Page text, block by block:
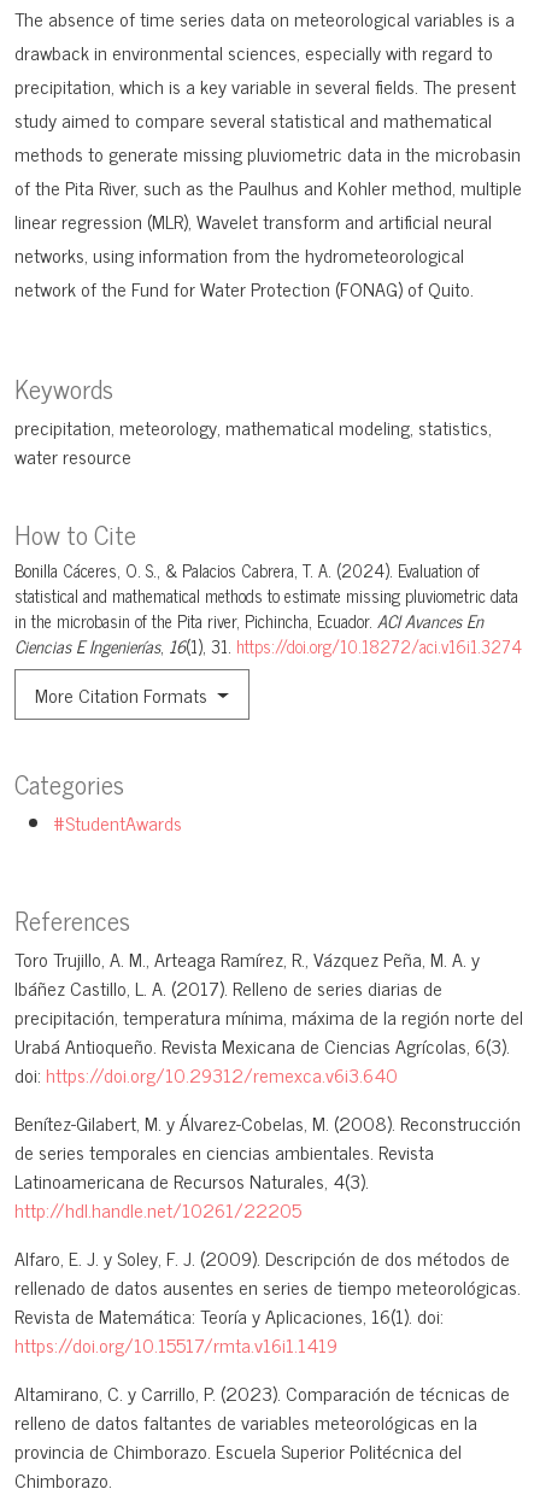
Keywords
precipitation meteorology mathematical modeling statistics
water resource
Categories
#StudentAwards
How to Cite
Bonilla Cáceres, O. S., & Palacios Cabrera, T. A. (2024). Evaluation of
statistical and mathematical methods to estimate missing pluviometric data
in the microbasin of the Pita river, Pichincha, Ecuador. ACI Avances En
Ciencias E Ingenierías, 16(1), 31. https://doi.org/10.18272/aci.v16i1.3274
More Citation Formats
The absence of time series data on meteorological variables is a
drawback in environmental sciences, especially with regard to
precipitation, which is a key variable in several fields. The present
study aimed to compare several statistical and mathematical
methods to generate missing pluviometric data in the microbasin
of the Pita River, such as the Paulhus and Kohler method, multiple
linear regression (MLR), Wavelet transform and artificial neural
networks, using information from the hydrometeorological
network of the Fund for Water Protection (FONAG) of Quito.
References
Toro Trujillo, A. M., Arteaga Ramírez, R., Vázquez Peña, M. A. y
Ibáñez Castillo, L. A. (2017). Relleno de series diarias de
precipitación, temperatura mínima, máxima de la región norte del
Urabá Antioqueño. Revista Mexicana de Ciencias Agrícolas, 6(3).
doi: https://doi.org/10.29312/remexca.v6i3.640
Benítez-Gilabert, M. y Álvarez-Cobelas, M. (2008). Reconstrucción
de series temporales en ciencias ambientales. Revista
Latinoamericana de Recursos Naturales, 4(3).
http://hdl.handle.net/10261/22205
Alfaro, E. J. y Soley, F. J. (2009). Descripción de dos métodos de
rellenado de datos ausentes en series de tiempo meteorológicas.
Revista de Matemática: Teoría y Aplicaciones, 16(1). doi:
https://doi.org/10.15517/rmta.v16i1.1419
Altamirano, C. y Carrillo, P. (2023). Comparación de técnicas de
relleno de datos faltantes de variables meteorológicas en la
provincia de Chimborazo. Escuela Superior Politécnica del
Chimborazo.